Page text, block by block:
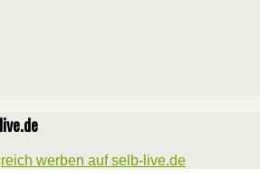
werben auf selb-live.de